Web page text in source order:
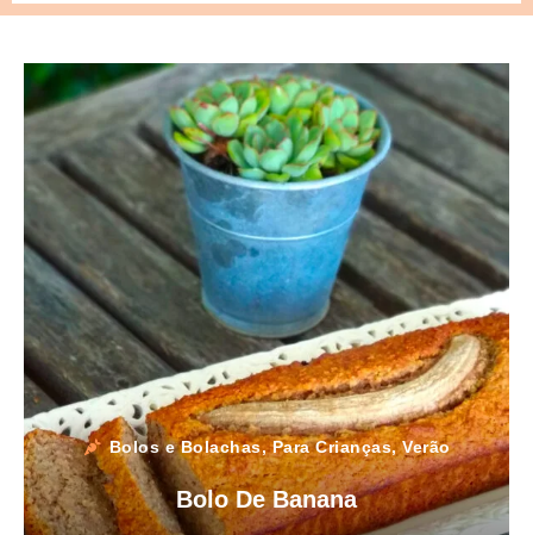
Bolos e Bolachas,Para Crianças,Verão
Bolo De Banana